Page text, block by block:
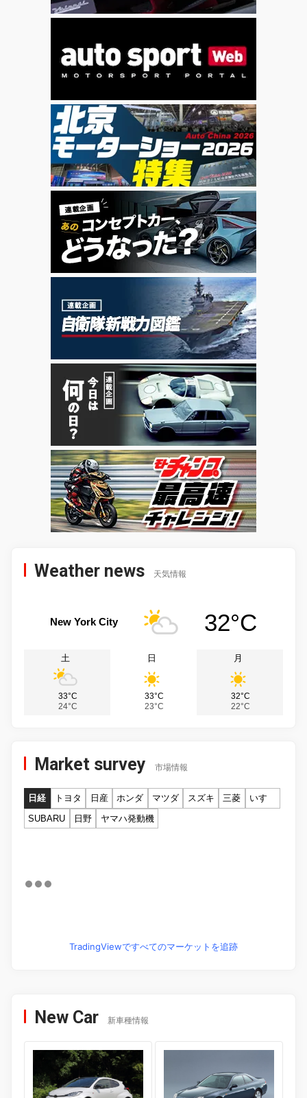
Weather news 天気情報
New York City 32°C
土
33°C
24°C
日
33°C
23°C
月
32°C
22°C
Market survey 市場情報
日経 トヨタ 日産 ホンダ マツダ スズキ 三菱
いすゞ
SUBARU
日野 ヤマハ発動機
TradingViewですべてのマーケットを追跡
New Car 新車種情報